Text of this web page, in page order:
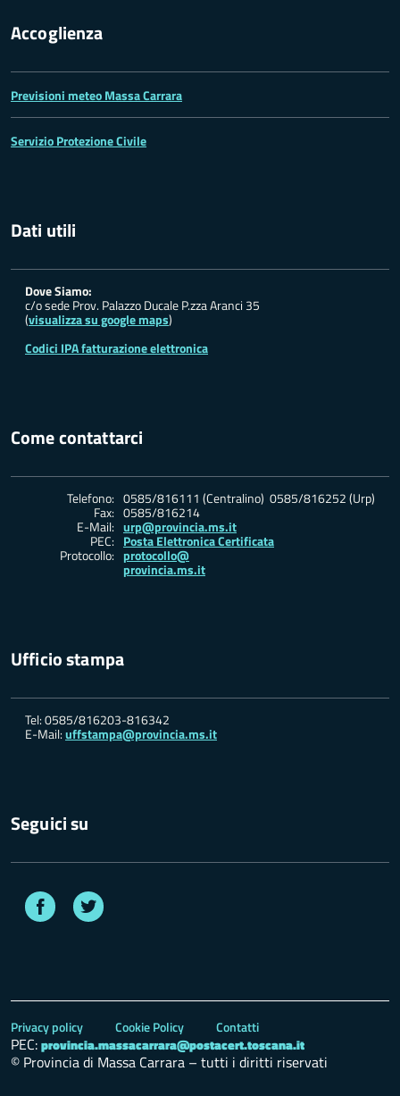
Accoglienza
Previsioni meteo Massa Carrara
Servizio Protezione Civile
Dati utili
Dove Siamo:
c/o sede Prov. Palazzo Ducale P.zza Aranci 35
(visualizza su google maps)
Codici IPA fatturazione elettronica
Come contattarci
Telefono: 0585/816111 (Centralino) 0585/816252 (Urp)
Fax: 0585/816214
E-Mail: urp@provincia.ms.it
PEC: Posta Elettronica Certificata
Protocollo: protocollo@
provincia.ms.it
Ufficio stampa
Tel: 0585/816203-816342
E-Mail:uffstampa@provincia.ms.it
Seguici su
Facebook
Privacy policy Cookie Policy Contatti
PEC:provincia.massacarrara@postacert.toscana.it
© Provincia di Massa Carrara – tutti i diritti riservati